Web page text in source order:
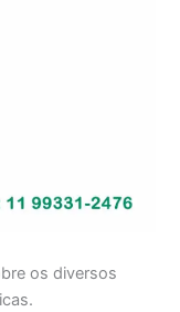
os diversos